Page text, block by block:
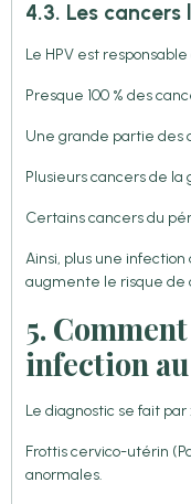
4.3. Les cancers
Le HPV est responsable
Presque 100 % des
Une grande partie des
Plusieurs cancers de la
Certains cancers du
Ainsi, plus une
augmente le risque de
5.
infection
Le diagnostic se fait par :
Frottis cervico-utérin
anormales.